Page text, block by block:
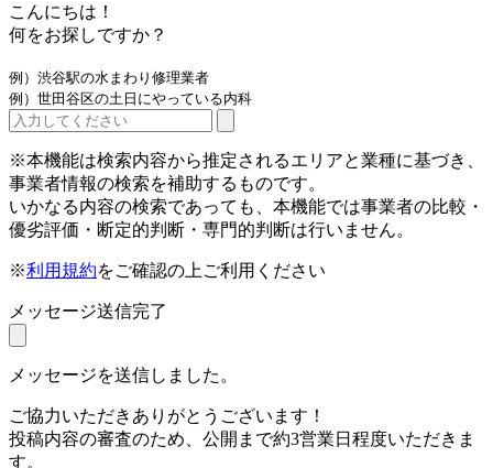
こんにちは！
何をお探しですか？
例）渋谷駅の水まわり修理業者
例）世田谷区の土日にやっている内科
※本機能は検索内容から推定されるエリアと業種に基づき、
事業者情報の検索を補助するものです。
いかなる内容の検索であっても、本機能では事業者の比較・
優劣評価・断定的判断・専門的判断は行いません。
※利用規約をご確認の上ご利用ください
メッセージ送信完了
メッセージを送信しました。
ご協力いただきありがとうございます！
投稿内容の審査のため、公開まで約3営業日程度いただきま
す。